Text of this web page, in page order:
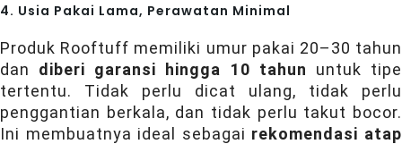
4. Usia Pakai Lama, Perawatan Minimal
Produk Rooftuff memiliki umur pakai 20–30 tahun
dan diberi garansi hingga 10 tahun untuk tipe
tertentu. Tidak perlu dicat ulang, tidak perlu
penggantian berkala, dan tidak perlu takut bocor.
Ini membuatnya ideal sebagai rekomendasi atap